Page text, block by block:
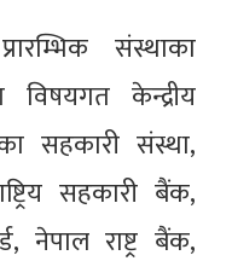
संस्थाका
केन्द्रीय
सहकारी संस्था,
सहकारी बैंक,
नेपाल राष्ट्र बैंक,